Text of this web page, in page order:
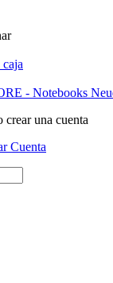
una cuenta
Cuenta